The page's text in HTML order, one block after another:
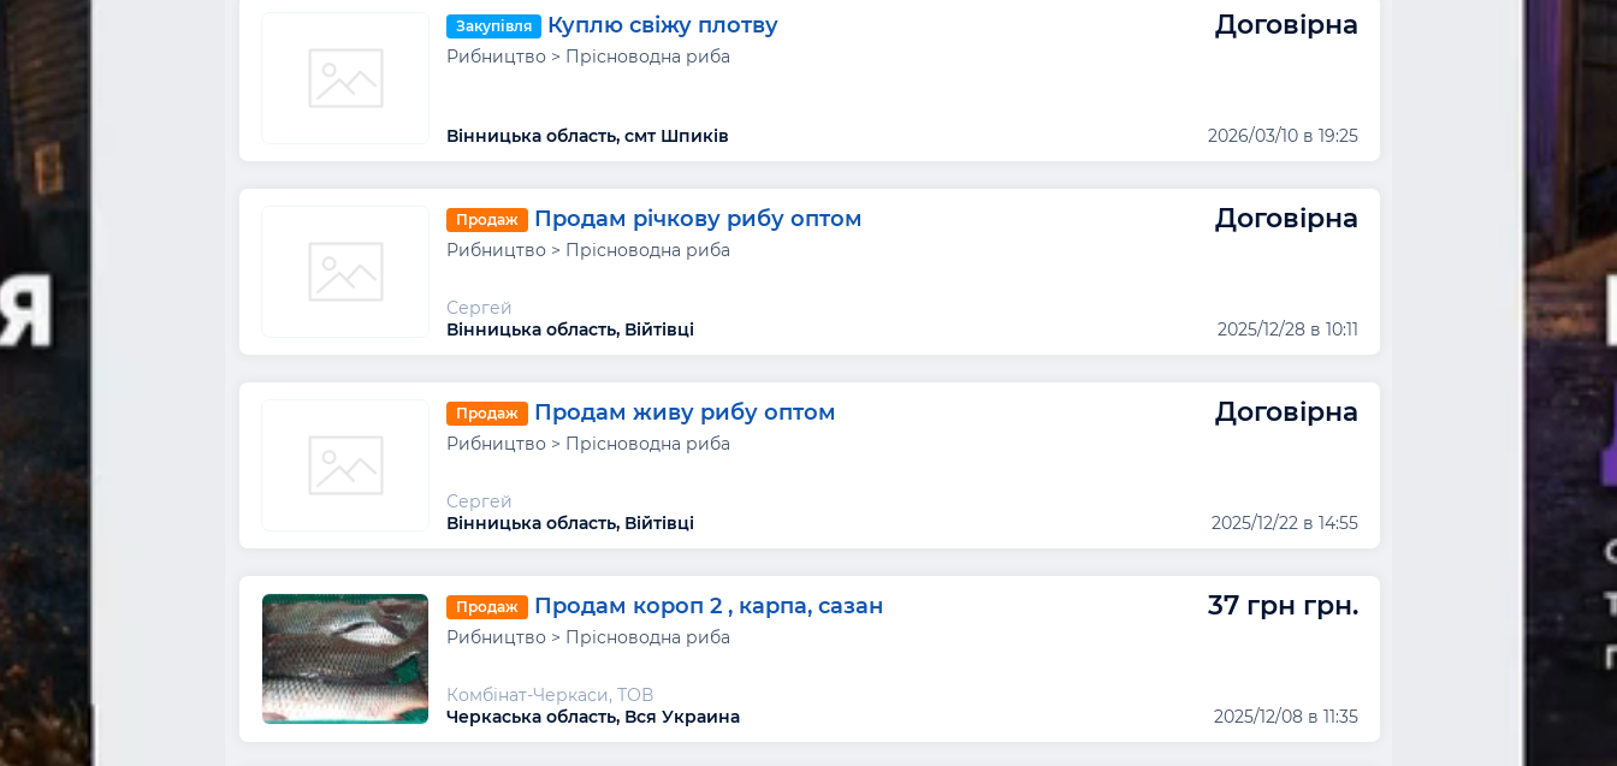
Закупівля Куплю свіжу плотву Договірна
Рибництво > Прісноводна риба
Вінницька область, смт Шпиків 2026/03/10 в 19:25
Продаж Продам річкову рибу оптом Договірна
Рибництво > Прісноводна риба
Сергей
Вінницька область, Війтівці
2025/12/28 в 10:11
Продаж Продам живу рибу оптом Договірна
Рибництво > Прісноводна риба
Сергей
Вінницька область, Війтівці
2025/12/22 в 14:55
Продаж Продам короп 2 , карпа, сазан 37 грн грн.
Рибництво > Прісноводна риба
Комбінат-Черкаси, ТОВ
Черкаська область, Вся Украина
2025/12/08 в 11:35